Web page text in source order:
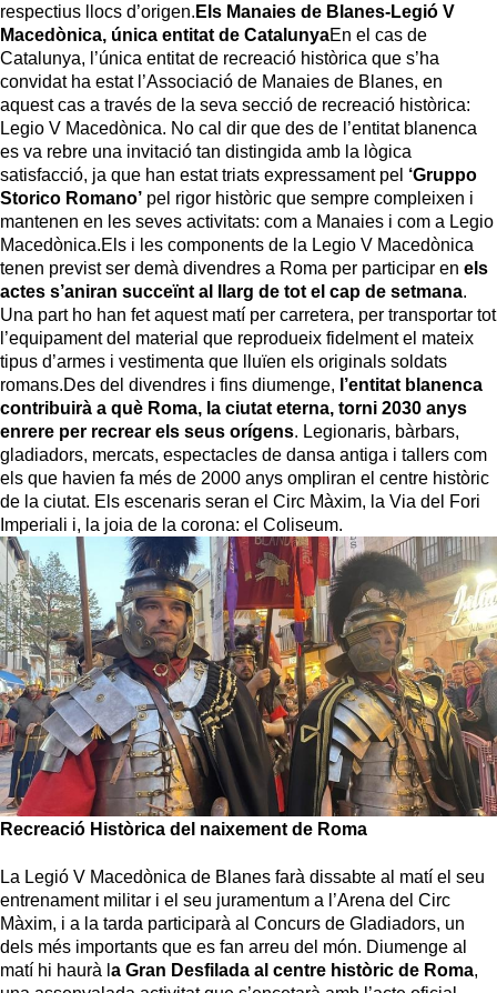
respectius llocs d’origen. Els Manaies de Blanes-Legió V
Macedònica, única entitat de CatalunyaEn el cas de
Catalunya, l’única entitat de recreació històrica que s’ha
convidat ha estat l’Associació de Manaies de Blanes, en
aquest cas a través de la seva secció de recreació històrica:
Legio V Macedònica. No cal dir que des de l’entitat blanenca
es va rebre una invitació tan distingida amb la lògica
satisfacció, ja que han estat triats expressament pel ‘Gruppo
Storico Romano’ pel rigor històric que sempre compleixen i
mantenen en les seves activitats: com a Manaies i com a Legio
Macedònica.Els i les components de la Legio V Macedònica
tenen previst ser demà divendres a Roma per participar en els
actes s’aniran succeïnt al llarg de tot el cap de setmana.
Una part ho han fet aquest matí per carretera, per transportar tot
l’equipament del material que reprodueix fidelment el mateix
tipus d’armes i vestimenta que lluïen els originals soldats
romans.Des del divendres i fins diumenge, l’entitat blanenca
contribuirà a què Roma, la ciutat eterna, torni 2030 anys
enrere per recrear els seus orígens. Legionaris, bàrbars,
gladiadors, mercats, espectacles de dansa antiga i tallers com
els que havien fa més de 2000 anys ompliran el centre històric
de la ciutat. Els escenaris seran el Circ Màxim, la Via del Fori
Imperiali i, la joia de la corona: el Coliseum.
Recreació Històrica del naixement de Roma
La Legió V Macedònica de Blanes farà dissabte al matí el seu
entrenament militar i el seu juramentum a l’Arena del Circ
Màxim, i a la tarda participarà al Concurs de Gladiadors, un
dels més importants que es fan arreu del món. Diumenge al
matí hi haurà l a Gran Desfilada al centre històric de Roma,